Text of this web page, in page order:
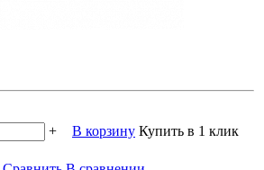
+ В корзину Купить в 1 клик